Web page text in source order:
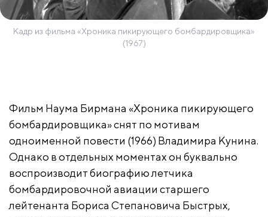
Кадр из фильма «Хроника пикирующего бомбардировщика»
(1967)
Фильм Наума Бирмана «Хроника пикирующего
бомбардировщика» снят по мотивам
одноименной повести (1966) Владимира Кунина.
Однако в отдельных моментах он буквально
воспроизводит биографию летчика
бомбардировочной авиации старшего
лейтенанта Бориса Степановича Быстрых,